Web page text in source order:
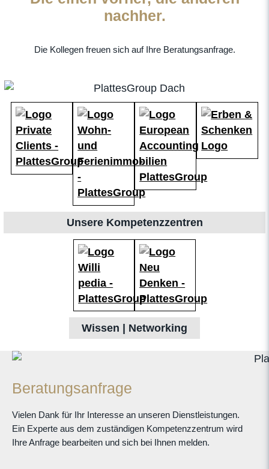
nachher.
Die Kollegen freuen sich auf Ihre Beratungsanfrage.
Unsere Kompetenzzentren
Wissen | Networking
Beratungsanfrage
Vielen Dank für Ihr Interesse an unseren Dienstleistungen.
Ein Experte aus dem zuständigen Kompetenzzentrum wird
Ihre Anfrage bearbeiten und sich bei Ihnen melden.